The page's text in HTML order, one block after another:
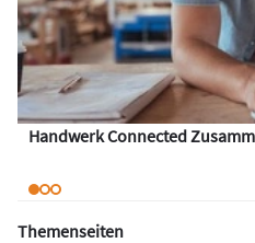
Handwerk Connected
Themenseiten